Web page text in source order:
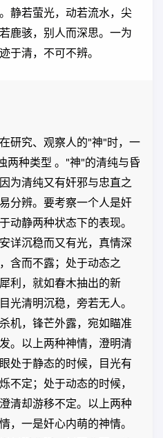
静若萤光，动若流水，尖
鹿骇，别人而深思。一为
于清，不可不辨。
研究、观察人的"神"时，一
两种类型 。"神"的清纯与昏
为清纯又有奸邪与忠直之
分辨。要考察一个人是奸
动静两种状态下的表现。
详沉稳而又有光，真情深
含而不露；处于动态之
利，就如春木抽出的新
光清明沉稳，旁若无人。
机，锋芒外露，宛如瞄准
。以上两种神情，澄明清
处于静态的时候，目光有
不定；处于动态的时候，
清却游移不定。以上两种
，一是奸心内萌的神情。